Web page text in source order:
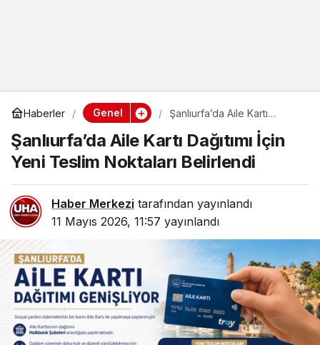
Haberler Genel
Şanlıurfa’da Aile Kartı
Noktaları Belirlendi
Şanlıurfa’da Aile Kartı Dağıtımı İçin
Yeni Teslim Noktaları Belirlendi
Haber Merkezi tarafından yayınlandı
11 Mayıs 2026, 11:57 yayınlandı